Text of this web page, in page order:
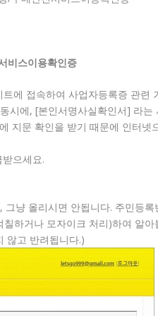
비스이용확인증
에 접속하여 사업자등록증 관련
시에, [본인서명사실확인서] 라
지문 확인을 받기 때문에 인터넷
으세요.
냥 올리시면 안됩니다. 주민등
하거나 모자이크 처리)하여 알
않고 반려됩니다.)